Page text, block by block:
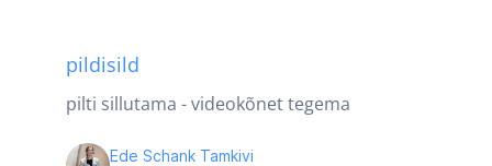
pildisild
pilti sillutama - videokõnet tegema
Ede Schank Tamkivi